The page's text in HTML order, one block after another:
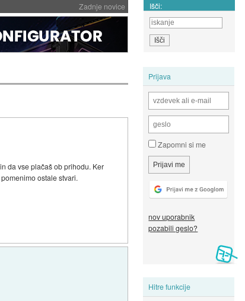
Zadnje novice Išči:
Prijava
Zapomni si me
nov uporabnik
pozabili geslo?
Hitre funkcije
da vse plačaš ob prihodu. Ker
ostale stvari.